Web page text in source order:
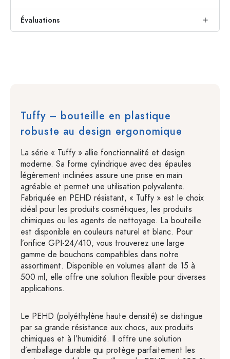
Évaluations
Tuffy – bouteille en plastique
robuste au design ergonomique
La série « Tuffy » allie fonctionnalité et design
moderne. Sa forme cylindrique avec des épaules
légèrement inclinées assure une prise en main
agréable et permet une utilisation polyvalente.
Fabriquée en PEHD résistant, « Tuffy » est le choix
idéal pour les produits cosmétiques, les produits
chimiques ou les agents de nettoyage. La bouteille
est disponible en couleurs naturel et blanc. Pour
l’orifice GPI-24/410, vous trouverez une large
gamme de bouchons compatibles dans notre
assortiment. Disponible en volumes allant de 15 à
500 ml, elle offre une solution flexible pour diverses
applications.
Le PEHD (polyéthylène haute densité) se distingue
par sa grande résistance aux chocs, aux produits
chimiques et à l’humidité. Il offre une solution
d’emballage durable qui protège parfaitement les